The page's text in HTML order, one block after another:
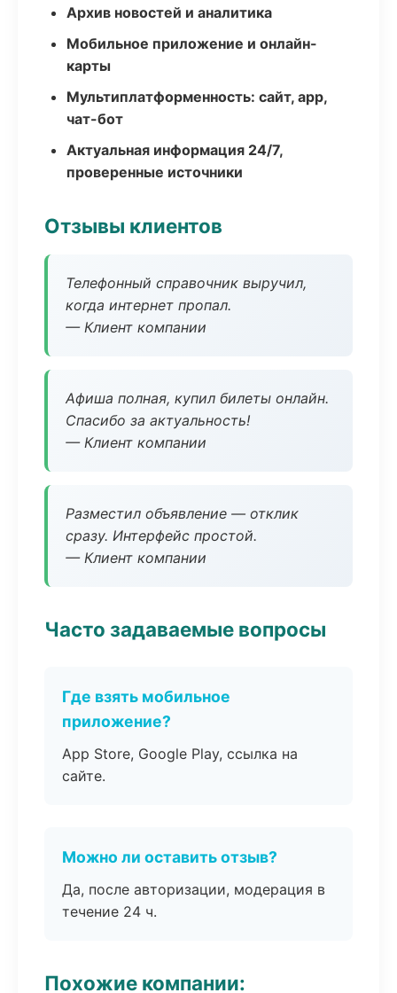
Архив новостей и аналитика
Мобильное приложение и онлайн-
карты
Мультиплатформенность: сайт, app,
чат-бот
Актуальная информация 24/7,
проверенные источники
Отзывы клиентов
Телефонный справочник выручил,
когда интернет пропал.
— Клиент компании
Афиша полная, купил билеты онлайн.
Спасибо за актуальность!
— Клиент компании
Разместил объявление — отклик
сразу. Интерфейс простой.
— Клиент компании
Часто задаваемые вопросы
Где взять мобильное
приложение?
App Store, Google Play, ссылка на
сайте.
Можно ли оставить отзыв?
Да, после авторизации, модерация в
течение 24 ч.
Похожие компании: